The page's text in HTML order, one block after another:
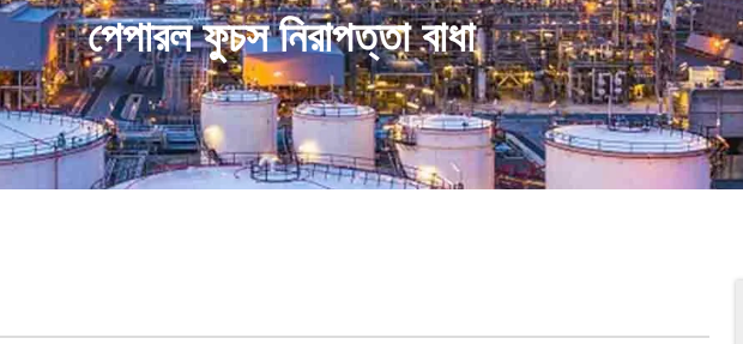
পেপারল ফুচস নিরাপত্তা বাধা